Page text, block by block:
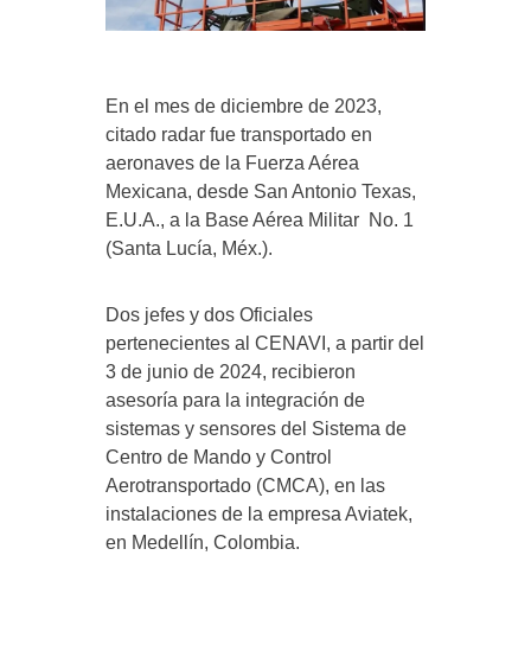
En el mes de diciembre de 2023,
citado radar fue transportado en
aeronaves de la Fuerza Aérea
Mexicana, desde San Antonio Texas,
E.U.A., a la Base Aérea Militar No. 1
(Santa Lucía, Méx.).
Dos jefes y dos Oficiales
pertenecientes al CENAVI, a partir del
3 de junio de 2024, recibieron
asesoría para la integración de
sistemas y sensores del Sistema de
Centro de Mando y Control
Aerotransportado (CMCA), en las
instalaciones de la empresa Aviatek,
en Medellín, Colombia.